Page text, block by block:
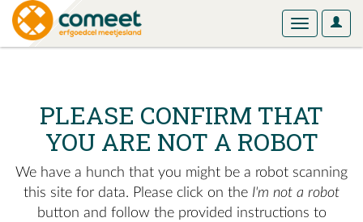
User
Toggle
PLEASE CONFIRM THAT
YOU ARE NOT A ROBOT
We have a hunch that you might be a robot scanning
this site for data. Please click on the I'm not a robot
button and follow the provided instructions to